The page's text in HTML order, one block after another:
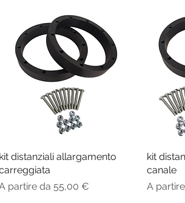
Vista rapida
kit distanziali allargamento
partire da 55,00 €
scontato
kit
canale
A
Prezzo